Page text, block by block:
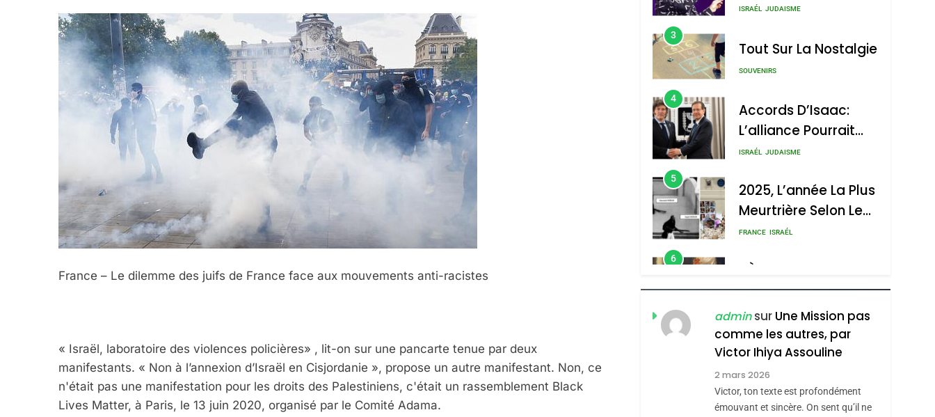
France – Le dilemme des juifs de France face aux mouvements anti-racistes
« Israël, laboratoire des violences policières» , lit-on sur une pancarte tenue par deux
manifestants. « Non à l’annexion d’Israël en Cisjordanie », propose un autre manifestant. Non, ce
n'était pas une manifestation pour les droits des Palestiniens, c'était un rassemblement Black
Lives Matter, à Paris, le 13 juin 2020, organisé par le Comité Adama.
Nouvelle Chanson De
ISRAÉL JUDAISME
3
Tout Sur La Nostalgie
SOUVENIRS
4
Accords D’Isaac:
L’alliance Pourrait
S’étendre À 13 Pays
ISRAÉL JUDAISME
5
2025, L’année La Plus
Meurtrière Selon Le
Rapport D’ADL
FRANCE ISRAÉL
6
FIÈRE, DIGNE ET
RÉSILIENTE :
POURQUOI JE
REVENDIQUE MA
JUDAÏTE Par Thérèse
Zrihen-Dvir
ISRAÉL JUDAISME
CE QUI NOUS
MANQUE – Jacques
Hadida
JUDAISME
adminsur Une Mission pas
comme les autres, par
Victor Ihiya Assouline
2 mars 2026
Victor, ton texte est profondément
émouvant et sincère. On sent qu’il ne